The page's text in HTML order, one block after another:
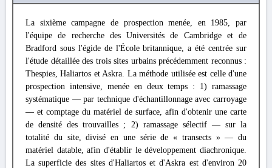
La sixième campagne de prospection menée, en 1985, par
l'équipe de recherche des Universités de Cambridge et de
Bradford sous l'égide de l'École britannique, a été centrée sur
l'étude détaillée des trois sites urbains précédemment reconnus :
Thespies, Haliartos et Askra. La méthode utilisée est celle d'une
prospection intensive, menée en deux temps : 1) ramassage
systématique — par technique d'échantillonnage avec carroyage
— et comptage du matériel de surface, afin d'obtenir une carte
de densité des trouvailles ; 2) ramassage sélectif — sur la
totalité du site, divisé en une série de « transects » — du
matériel datable, afin d'établir le développement diachronique.
La superficie des sites d'Haliartos et d'Askra est d'environ 20